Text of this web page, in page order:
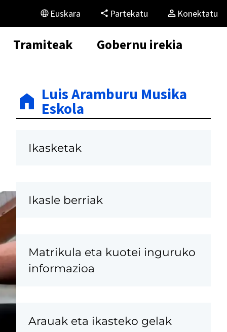
Euskara Partekatu Konektatu
Tramiteak Gobernu irekia
Luis Aramburu Musika
Eskola
Ikasketak
Ikasle berriak
Matrikula eta kuotei inguruko
informazioa
Arauak eta ikasteko gelak